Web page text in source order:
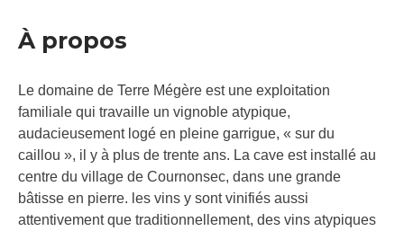
À propos
Le domaine de Terre Mégère est une exploitation
familiale qui travaille un vignoble atypique,
audacieusement logé en pleine garrigue, « sur du
caillou », il y à plus de trente ans. La cave est installé au
centre du village de Cournonsec, dans une grande
bâtisse en pierre. les vins y sont vinifiés aussi
attentivement que traditionnellement, des vins atypiques